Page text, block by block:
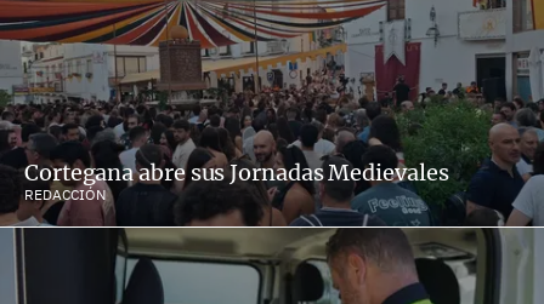
Cortegana abre sus Jornadas Medievales
REDACCIÓN